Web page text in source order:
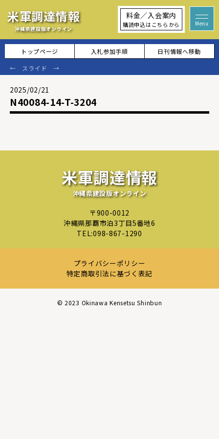
米軍調達情報
沖縄県建設版オンライン
料金／入会案内
購読申込はこちらから
トップページ 入札参加手順 日刊情報へ移動
2025/02/21
N40084-14-T-3204
米軍調達情報
沖縄県建設版オンライン
〒900-0012
沖縄県那覇市泊3丁目5番地6
TEL:098-867-1290
プライバシーポリシー
特定商取引法に基づく表記
©︎ 2023 Okinawa Kensetsu Shinbun